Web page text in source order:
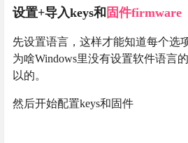
设置+导入keys和 固件firmware
先设置语言，这样才能知道每个选
为啥Windows里没有设置软件语言
以的。
然后开始配置keys和固件